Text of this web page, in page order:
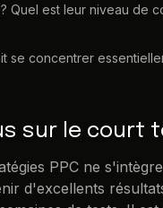
est leur niveau de
se concentrer
sur le court
PPC ne
d'excellents